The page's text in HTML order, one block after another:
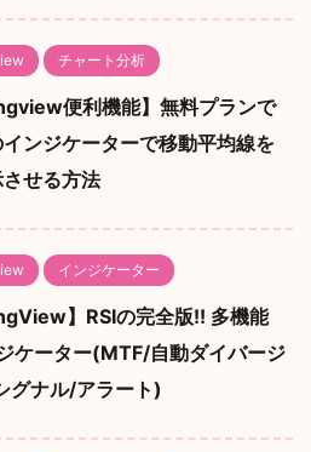
チャート分析
便利機能】無料プランで
インジケーターで移動平均線を
せる方法
インジケーター
】RSIの完全版!! 多機能
ケーター(MTF/自動ダイバージ
グナル/アラート)